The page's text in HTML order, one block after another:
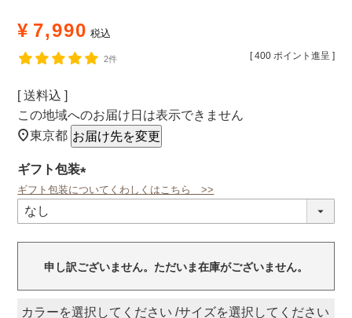
¥ 7,990 税込
[ 400 ポイント進呈 ]
2件
送料込
この地域へのお届け日は表示できません
東京都 お届け先を変更
ギフト包装
(必
ギフト包装についてくわしくはこちら >>
申し訳ございません。ただいま在庫がございません。
カラー サイズ